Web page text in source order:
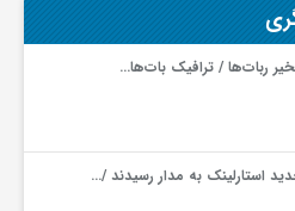
ربات‌ها / ترافیک بات‌ها…
استارلینک به مدار رسیدند /…